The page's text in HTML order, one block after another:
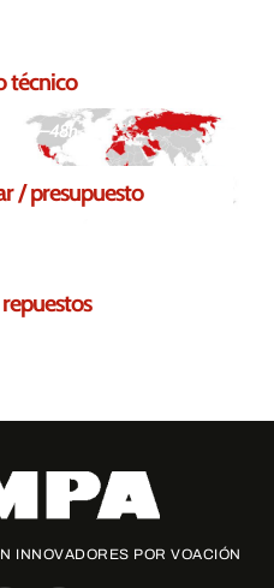
técnico
en 24–48h
/ presupuesto
INNOVADORES POR VOACIÓN